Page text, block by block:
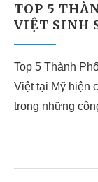
TOP 5
VIỆT SINH
Top 5 Thành
Việt tại Mỹ hiện
trong những